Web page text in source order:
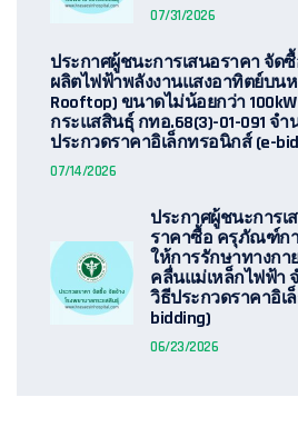
07/31/2026
ประกาศผู้ชนะการเสนอราคา จัด
ผลิตไฟฟ้าพลังงานแสงอาทิตย์บนห
Rooftop) ขนาดไม่น้อยกว่า
กระแสสินธุ์ กทอ.68(3)-01-091 จำ
ประกวดราคาอิเล็กทรอนิกส์ (e-
07/14/2026
ประกาศผู้ชนะการเ
ราคาซื้อ ครุภัณฑ์กา
ให้การรักษาทางกา
คลื่นแม่เหล็กไฟฟ้า
วิธีประกวดราคาอิเ
bidding)
06/23/2026